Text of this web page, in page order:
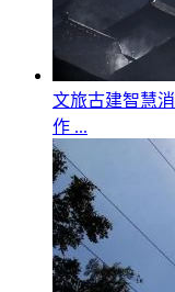
文旅古建智慧
作 ...